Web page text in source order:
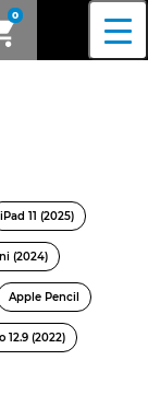
0
iPad 11 (2025)
(2024)
Apple Pencil
12.9 (2022)